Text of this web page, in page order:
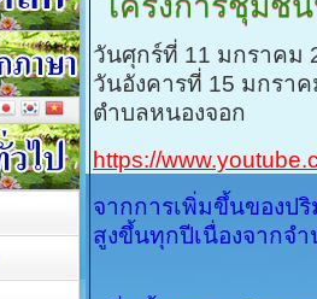
วันศุกร์ที่ 11 มกราคม
วันอังคารที่ 15 มกรา
ตำบลหนองจอก
https://
จากการเพิ่มขึ้นของป
สูงขึ้นทุกปีเนื่องจากจ